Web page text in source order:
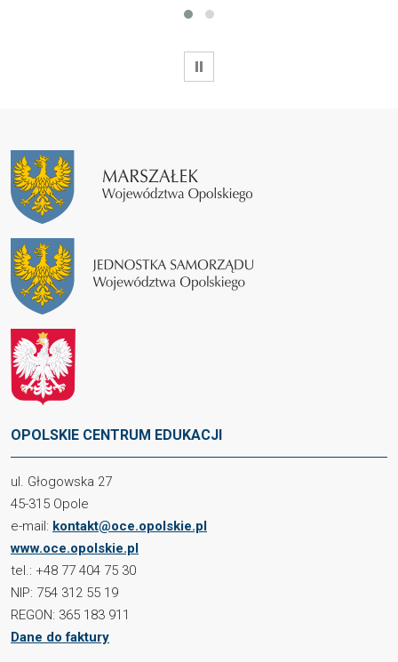
WSTRZYMAJ
OPOLSKIE CENTRUM EDUKACJI
ul. Głogowska 27
45-315 Opole
e-mail: kontakt@oce.opolskie.pl
www.oce.opolskie.pl
tel.: +48 77 404 75 30
NIP: 754 312 55 19
REGON: 365 183 911
Dane do faktury